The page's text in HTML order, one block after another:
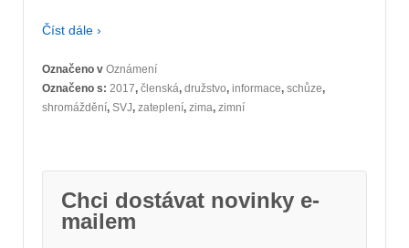
Číst dále ›
Označeno v Oznámení
Označeno s: 2017, členská, družstvo, informace, schůze,
shromáždění, SVJ, zateplení, zima, zimní
Chci dostávat novinky e-
mailem